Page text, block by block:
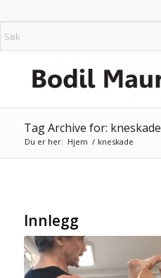
Tag Archive for: kneskade
Du er her: Hjem / kneskade
Innlegg